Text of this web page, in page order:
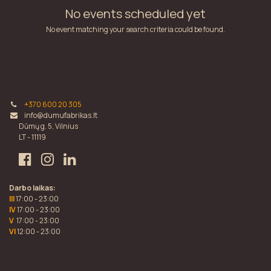
No events scheduled yet
No event matching your search criteria could be found.
+370 600 20 305
info@dumufabrikas.lt
Dūmų g. 5, Vilnius
LT - 11119
Darbo laikas:
III17:00 - 23:00
IV17:00 - 23:00
V 17:00 - 23:00
VI12:00 - 23:00